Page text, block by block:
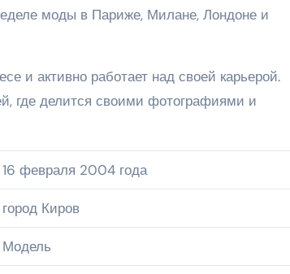
моды в Париже, Милане, Лондоне и
и активно работает над своей карьерой.
где делится своими фотографиями и
16 февраля 2004 года
город Киров
Модель